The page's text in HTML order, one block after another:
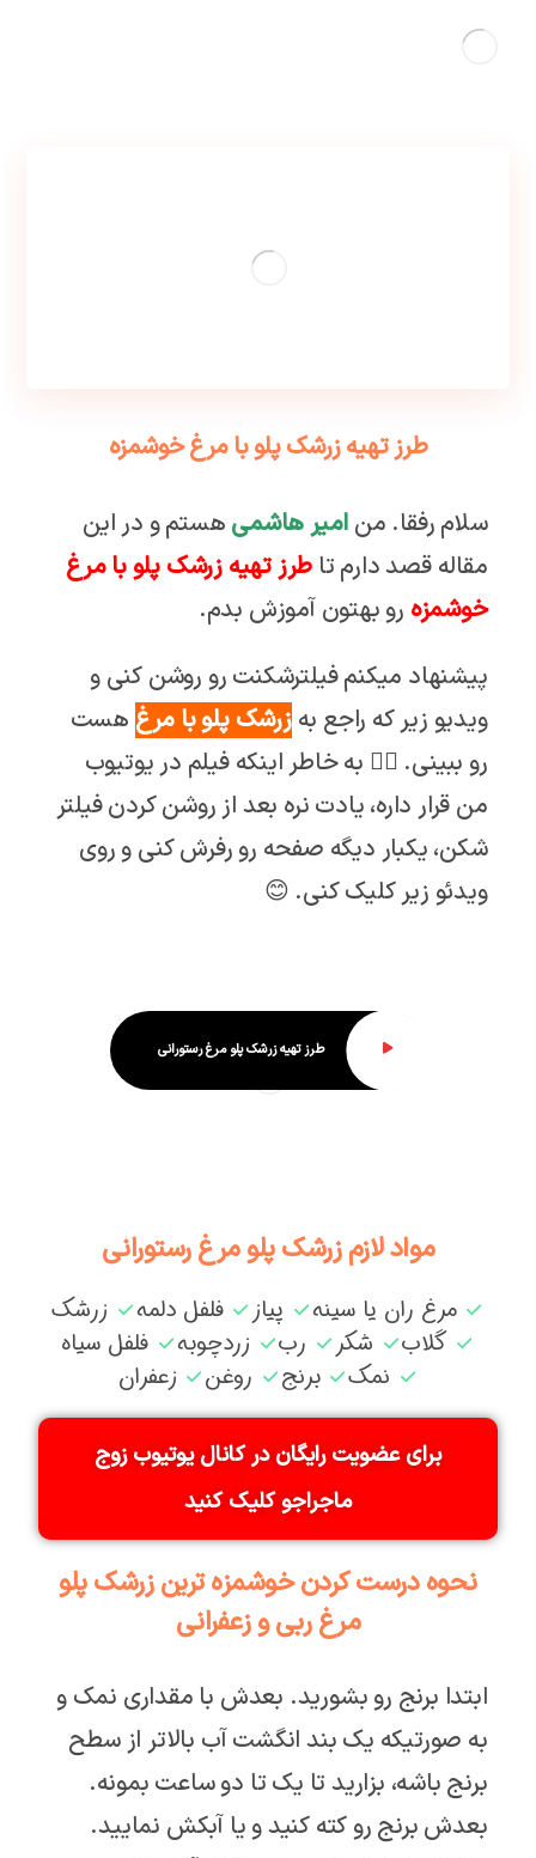
طرز تهیه زرشک پلو با مرغ خوشمزه
سلام رفقا. من امیر هاشمی هستم و در این
مقاله قصد دارم تا طرز تهیه زرشک پلو با مرغ
خوشمزه رو بهتون آموزش بدم.
پیشنهاد میکنم فیلترشکنت رو روشن کنی و
ویدیو زیر که راجع بهزرشک پلو با مرغ هست
رو ببینی. 👇🏼 به خاطر اینکه فیلم در یوتیوب
من قرار داره، یادت نره بعد از روشن کردن فیلتر
شکن، یکبار دیگه صفحه رو رفرش کنی و روی
ویدئو زیر کلیک کنی. 😊
طرز تهیه زرشک پلو مرغ رستورانی
مواد لازم زرشک پلو مرغ رستورانی
مرغ ران یا سینه پیاز فلفل دلمه
زرشک
گلاب
شکر رب زردچوبه
فلفل سیاه
نمک
برنج روغن زعفران
برای عضویت رایگان در کانال یوتیوب زوج
ماجراجو کلیک کنید
نحوه درست کردن خوشمزه ترین زرشک پلو
مرغ ربی و زعفرانی
ابتدا برنج رو بشورید. بعدش با مقداری نمک و
به صورتیکه یک بند انگشت آب بالاتر از سطح
برنج باشه، بزارید تا یک تا دو ساعت بمونه.
بعدش برنج رو کته کنید و یا آبکش نمایید.